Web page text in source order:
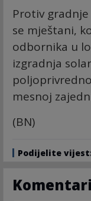
Protiv
se mještani,
odbornika u
izgradnja
mesnoj
(BN)
Podijelite
Komentari